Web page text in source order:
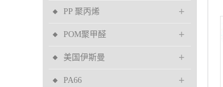
聚物
PP 聚丙烯 +
POM聚甲醛 +
美国伊斯曼 +
PA66 +